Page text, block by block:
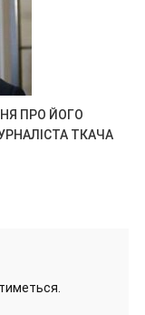
ПРО ЙОГО
ТКАЧА